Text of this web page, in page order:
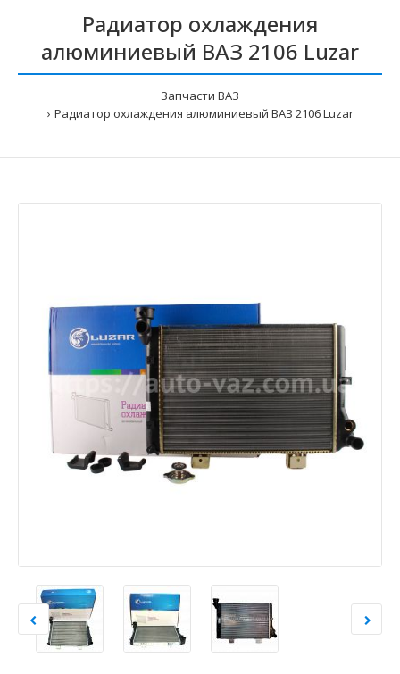
Радиатор охлаждения
алюминиевый ВАЗ 2106 Luzar
Запчасти ВАЗ
Радиатор охлаждения алюминиевый ВАЗ 2106 Luzar